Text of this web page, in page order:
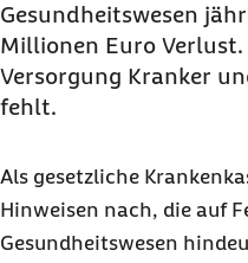
Gesundheitswesen
Millionen Euro Verlust.
Versorgung Kranker
fehlt.
Als gesetzliche
Hinweisen nach, die auf
Gesundheitswesen